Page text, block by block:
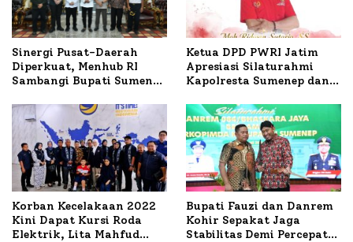
Sinergi Pusat-Daerah
Diperkuat, Menhub RI
Sambangi Bupati Sumenep
Mutiara Sentosa II
Ketua DPD PWRI Jatim
Apresiasi Silaturahmi
Kapolresta Sumenep dan
Ideal Polri-Pers
Korban Kecelakaan 2022
Kini Dapat Kursi Roda
Elektrik, Lita Mahfud
Bupati Fauzi dan Danrem
Kohir Sepakat Jaga
Stabilitas Demi Percepat